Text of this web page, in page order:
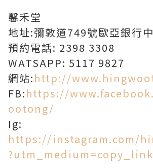
馨禾堂
地址:彌敦道749號歐亞銀行
預約電話: 2398 3308
WATSAPP: 5117 9827
網站:http://
FB:https://
ootong/
Ig:
https://instagram.com/
?utm_medium=copy_link